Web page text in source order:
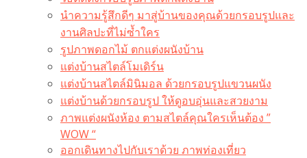
นำความรู้สึกดีๆ มาสู่บ้านของคุณด้วยกรอบรูปและ
งานศิลปะที่ไม่ซ้ำใคร
รูปภาพดอกไม้ ตกแต่งผนังบ้าน
แต่งบ้านสไตล์โมเดิร์น
แต่งบ้านสไตล์มินิมอล ด้วยกรอบรูปแขวนผนัง
แต่งบ้านด้วยกรอบรูป ให้ดูอบอุ่นและสวยงาม
ภาพแต่งผนังห้อง ตามสไตล์คุณใครเห็นต้อง ”
WOW “
ออกเดินทางไปกับเราด้วย ภาพท่องเที่ยว